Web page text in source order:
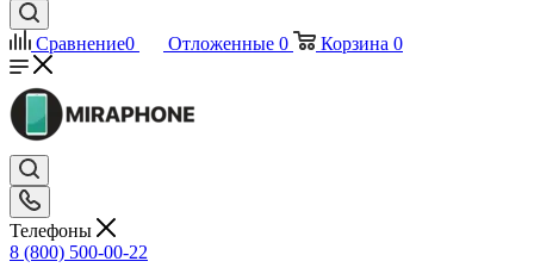
Сравнение0 Отложенные 0 Корзина 0
Телефоны
8 (800) 500-00-22